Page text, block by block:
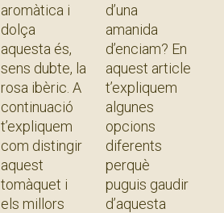
aromàtica i
dolça
aquesta és,
sens dubte, la
rosa ibèric. A
continuació
t’expliquem
com distingir
aquest
tomàquet i
els millors
d’una
amanida
d’enciam? En
aquest article
t’expliquem
algunes
opcions
diferents
perquè
puguis gaudir
d’aquesta